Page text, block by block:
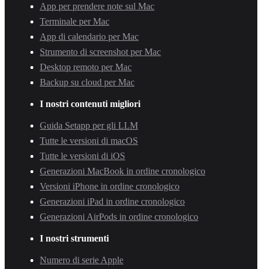
App per prendere note sul Mac
Terminale per Mac
App di calendario per Mac
Strumento di screenshot per Mac
Desktop remoto per Mac
Backup su cloud per Mac
I nostri contenuti migliori
Guida Setapp per gli LLM
Tutte le versioni di macOS
Tutte le versioni di iOS
Generazioni MacBook in ordine cronologico
Versioni iPhone in ordine cronologico
Generazioni iPad in ordine cronologico
Generazioni AirPods in ordine cronologico
I nostri strumenti
Numero di serie Apple